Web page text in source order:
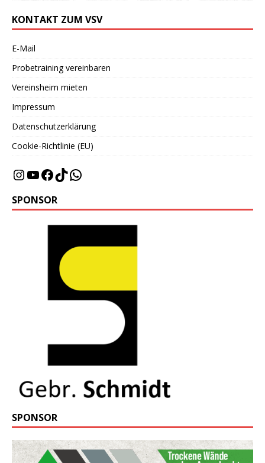
KONTAKT ZUM VSV
E-Mail
Probetraining vereinbaren
Vereinsheim mieten
Impressum
Datenschutzerklärung
Cookie-Richtlinie (EU)
SPONSOR
SPONSOR